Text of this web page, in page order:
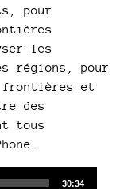
pour
les
régions, pour
et
des
tous
Total
30:34